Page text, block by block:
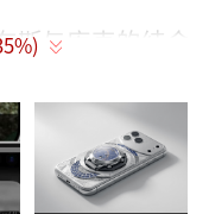
与库克的结合
任职25年间，
的迭代，并完成
手术”——将Mac
%)